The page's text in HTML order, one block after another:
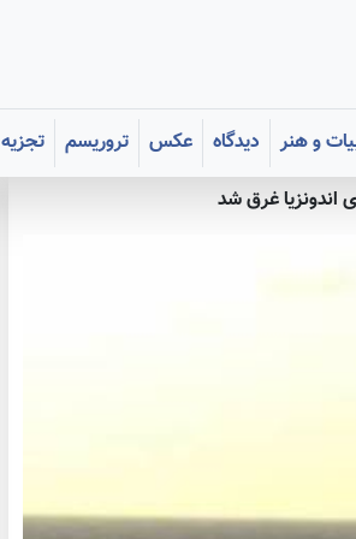
و هنر دیدگاه عکس تروریسم تجزیه
اندونزیا غرق شد